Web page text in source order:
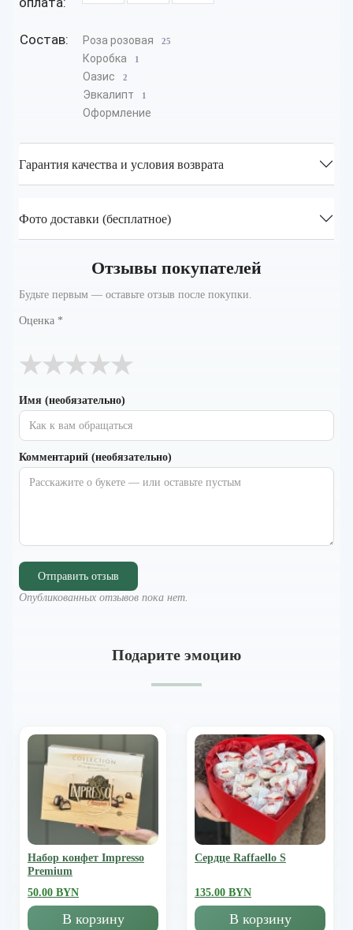
Состав: Роза розовая 25
Коробка 1
Оазис 2
Эвкалипт 1
Оформление
Гарантия качества и условия возврата
Фото доставки (бесплатное)
Отзывы покупателей
Будьте первым — оставьте отзыв после покупки.
Оценка *
★
★
★
★
★
Имя (необязательно)
Комментарий (необязательно)
Отправить отзыв
Опубликованных отзывов пока нет.
Подарите эмоцию
Набор конфет Impresso
Premium
50.00 BYN
В корзину
Сердце Raffaello S
135.00 BYN
В корзину